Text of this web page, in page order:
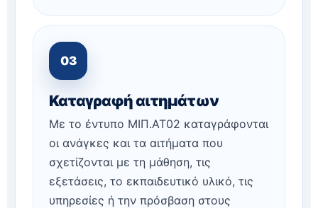
03
Καταγραφή αιτημάτων
Με το έντυπο ΜΙΠ.ΑΤ02 καταγράφονται
οι ανάγκες και τα αιτήματα που
σχετίζονται με τη μάθηση, τις
εξετάσεις, το εκπαιδευτικό υλικό, τις
υπηρεσίες ή την πρόσβαση στους